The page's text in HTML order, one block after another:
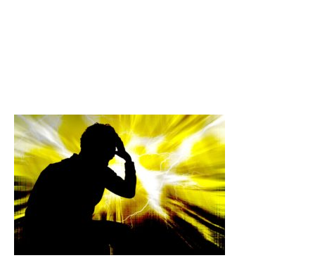
音楽を上手に取り入れると集中力がアップ！
勉強への効果について
子供の頃に「勉強をする時に音楽を聴くのは集中力がなく
なるからダメだ」と言われた経験がある方も多いと思...
毒親の老後は孤独【因果応報】自業自得の老
後を迎える毒親たち
毒親に育てられた経験から、親の老後の面倒を見たくない